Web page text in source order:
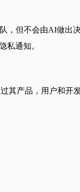
，但不会由AI做
私通知。
其产品，用户和